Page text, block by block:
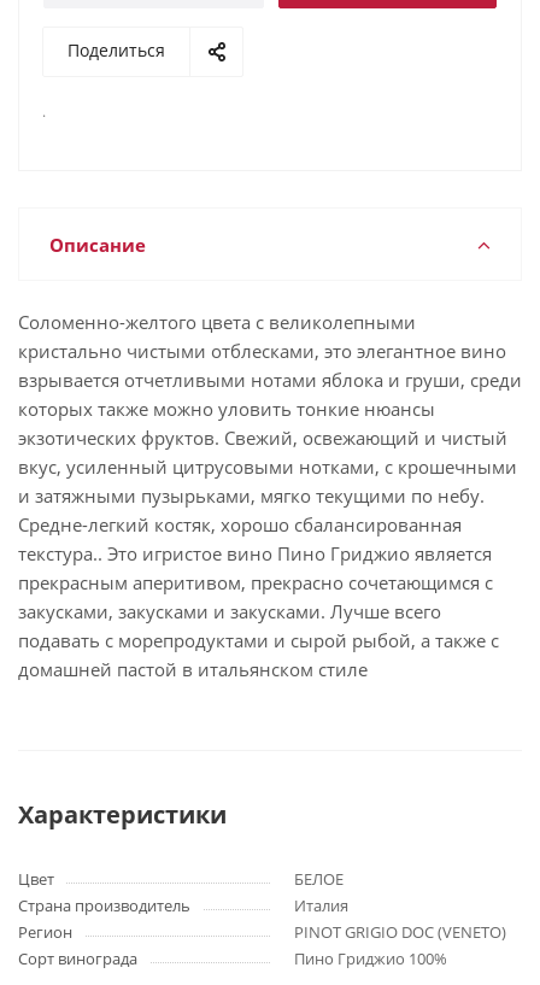
Поделиться
.
Описание
Соломенно-желтого цвета с великолепными
кристально чистыми отблесками, это элегантное вино
взрывается отчетливыми нотами яблока и груши, среди
которых также можно уловить тонкие нюансы
экзотических фруктов. Свежий, освежающий и чистый
вкус, усиленный цитрусовыми нотками, с крошечными
и затяжными пузырьками, мягко текущими по небу.
Средне-легкий костяк, хорошо сбалансированная
текстура.. Это игристое вино Пино Гриджио является
прекрасным аперитивом, прекрасно сочетающимся с
закусками, закусками и закусками. Лучше всего
подавать с морепродуктами и сырой рыбой, а также с
домашней пастой в итальянском стиле
Характеристики
Цвет
БЕЛОЕ
Страна производитель
Италия
Регион
PINOT GRIGIO DOC (VENETO)
Сорт винограда
Пино Гриджио 100%